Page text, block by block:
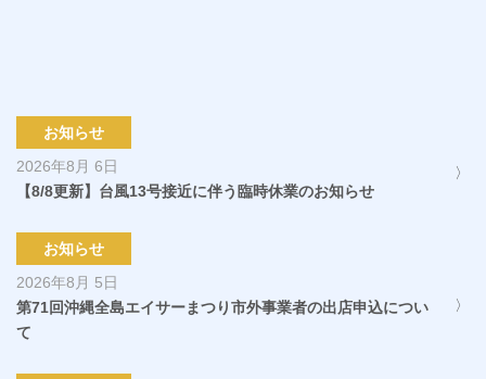
お知らせ
2026年8月 6日
【8/8更新】台風13号接近に伴う臨時休業のお知らせ
お知らせ
2026年8月 5日
第71回沖縄全島エイサーまつり市外事業者の出店申込につい
て